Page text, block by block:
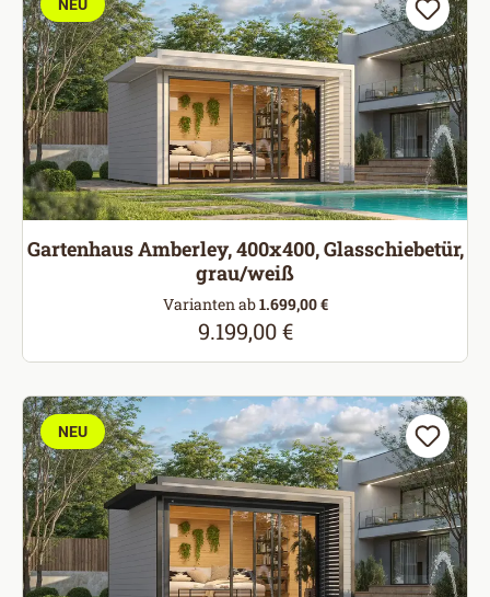
NEU
Gartenhaus Amberley, 400x400, Glasschiebetür,
grau/weiß
Varianten ab1.699,00 €
Regulärer Preis:
9.199,00 €
NEU